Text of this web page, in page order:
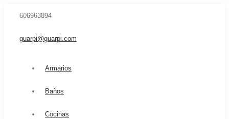
606963894
guarpi@guarpi.com
Armarios
Baños
Cocinas